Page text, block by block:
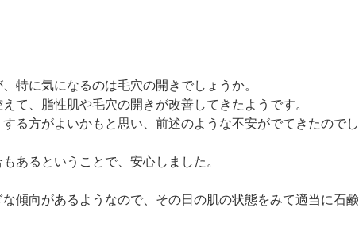
特に気になるのは毛穴の開きでしょうか。
て、脂性肌や毛穴の開きが改善してきたようです。
る方がよいかもと思い、前述のような不安がでてきたのでし
あるということで、安心しました。
傾向があるようなので、その日の肌の状態をみて適当に石鹸